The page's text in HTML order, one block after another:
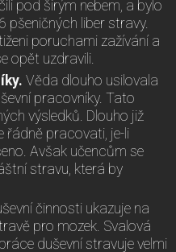
pod širým nebem, a bylo
pšeničných liber stravy.
poruchami zažívání a
opět uzdravili.
Věda dlouho usilovala
pracovníky. Tato
výsledků. Dlouho již
řádně pracovati, je-li
Avšak učencům se
stravu, která by
činnosti ukazuje na
pro mozek. Svalová
duševní stravuje velmi